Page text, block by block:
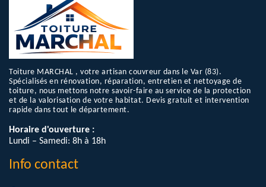
Toiture MARCHAL , votre artisan couvreur dans le Var (83).
Spécialisés en rénovation, réparation, entretien et nettoyage de
toiture, nous mettons notre savoir-faire au service de la protection
et de la valorisation de votre habitat. Devis gratuit et intervention
rapide dans tout le département.
Horaire d'ouverture :
Lundi – Samedi: 8h à 18h
Info contact